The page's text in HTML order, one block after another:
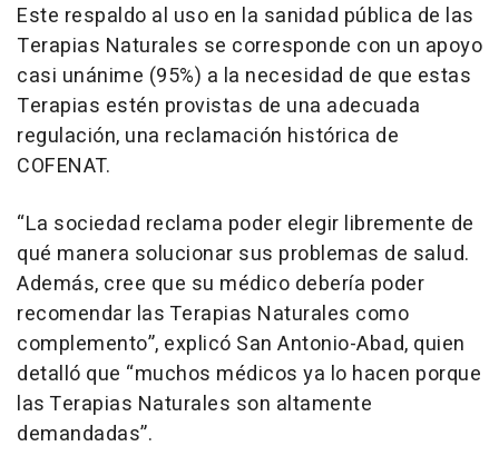
Este respaldo al uso en la sanidad pública de las
Terapias Naturales se corresponde con un apoyo
casi unánime (95%) a la necesidad de que estas
Terapias estén provistas de una adecuada
regulación, una reclamación histórica de
COFENAT.
“La sociedad reclama poder elegir libremente de
qué manera solucionar sus problemas de salud.
Además, cree que su médico debería poder
recomendar las Terapias Naturales como
complemento”, explicó San Antonio-Abad, quien
detalló que “muchos médicos ya lo hacen porque
las Terapias Naturales son altamente
demandadas”.